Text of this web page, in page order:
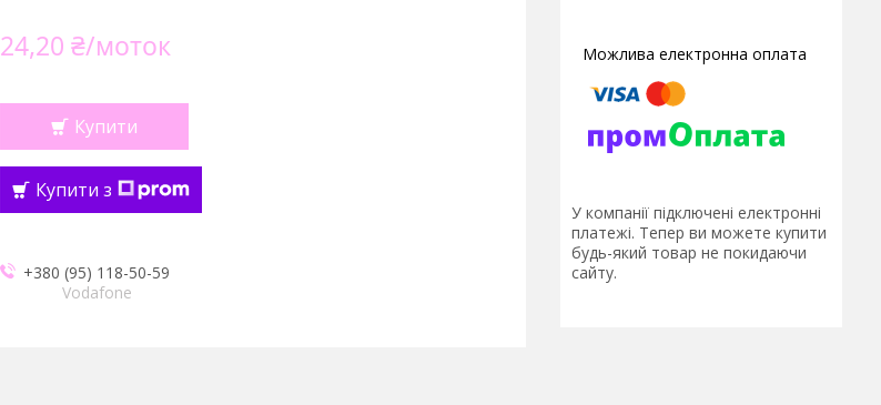
24,20 ₴/моток
Купити
Купити з
+380 (95) 118-50-59
Vodafone
У компанії підключені електронні
платежі. Тепер ви можете купити
будь-який товар не покидаючи
сайту.